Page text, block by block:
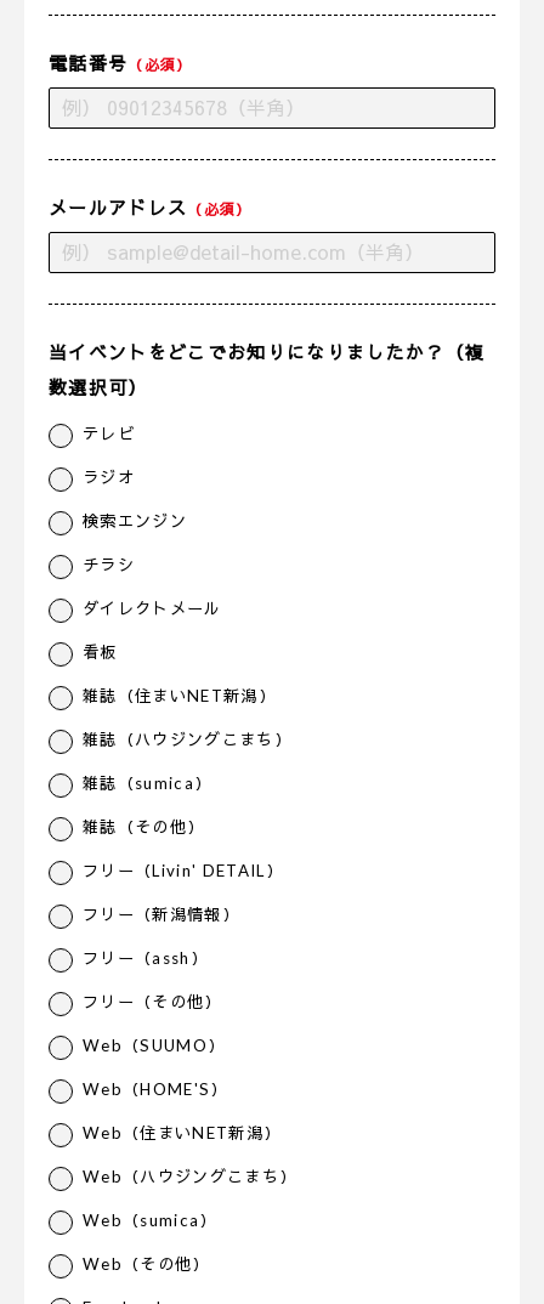
電話番号 （必須）
メールアドレス （必須）
当イベントをどこでお知りになりましたか？（複
数選択可）
テレビ
ラジオ
検索エンジン
チラシ
ダイレクトメール
看板
雑誌（住まいNET新潟）
雑誌（ハウジングこまち）
雑誌（sumica）
雑誌（その他）
フリー（Livin' DETAIL）
フリー（新潟情報）
フリー（assh）
フリー（その他）
Web（SUUMO）
Web（HOME'S）
Web（住まいNET新潟）
Web（ハウジングこまち）
Web（sumica）
Web（その他）